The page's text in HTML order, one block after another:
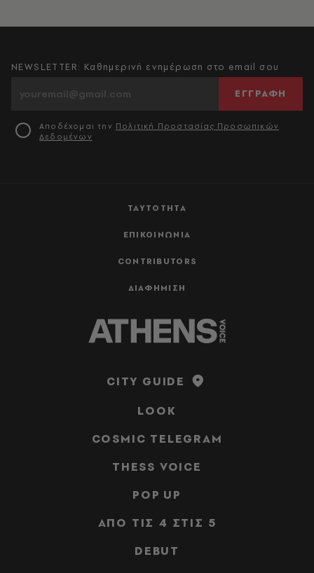
ΤΑΥΤΟΤΗΤΑ
ΕΠΙΚΟΙΝΩΝΙΑ
CONTRIBUTORS
ΔΙΑΦΗΜΙΣΗ
NEWSLETTER: Καθημερινή ενημέρωση στο email σου
ΕΓΓΡΑΦΗ
Αποδέχομαι την Πολιτική Προστασίας Προσωπικών
Δεδομένων
CITY GUIDE
LOOK
COSMIC TELEGRAM
THESS VOICE
POP UP
ΑΠΟ ΤΙΣ 4 ΣΤΙΣ 5
DEBUT